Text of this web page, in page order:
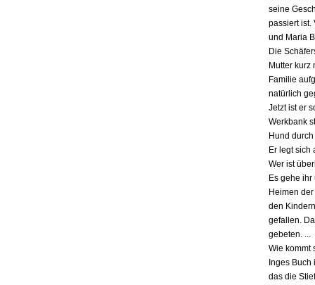
seine
passiert ist.
und Maria
Die
Mutter
Familie
natürlich
Jetzt ist er
Werkbank
Hund
Er legt sich
Wer ist
Es gehe
Heimen
den
gefallen.
gebeten. ...
Wie kommt
Inges
das die